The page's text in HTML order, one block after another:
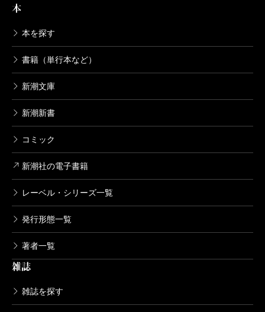
本
本を探す
書籍（単行本など）
新潮文庫
新潮新書
コミック
新潮社の電子書籍
レーベル・シリーズ一覧
発行形態一覧
著者一覧
雑誌
雑誌を探す